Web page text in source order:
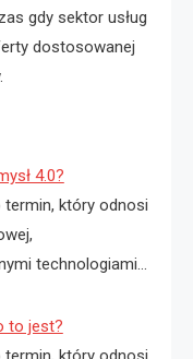
gdy sektor usług
dostosowanej
4.0?
termin, który odnosi
technologiami…
to jest?